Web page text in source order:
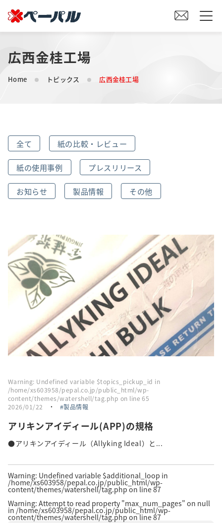
HOME
初めての方へ
オリジナル素材製造をご検討の方へ
会社案内
採用情報
トピックス
お問い合わせ・エントリー
SNSアカウント
広西金桂工場
Home トピックス 広西金桂工場
全て 紙の比較・レビュー
紙の使用事例 プレスリリース
お知らせ 製品情報 その他
Warning: Undefined variable $topics_pickup_id in
/home/xs603958/pepal.co.jp/public_html/wp-
content/themes/watershell/tag.php on line65
2026/01/22
・ 製品情報
アリキンアイディール(APP)の規格
●アリキンアイディール（Allyking Ideal）と...
Warning: Undefined variable $additional_loop in
/home/xs603958/pepal.co.jp/public_html/wp-
content/themes/watershell/tag.phpon line87
Warning: Attempt to read property "max_num_pages" on null
in /home/xs603958/pepal.co.jp/public_html/wp-
content/themes/watershell/tag.php on line87